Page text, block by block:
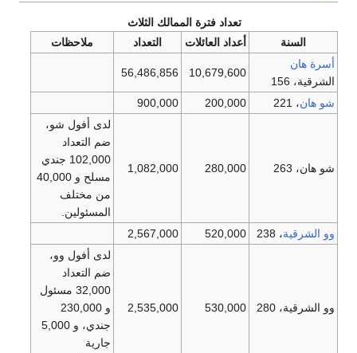
تعداد فترة الممالك الثلاث
السنة
أعداد العائلات التعداد
ملاحظات
أسرة هان
الشرقية، 156
10,679,600
56,486,856
شو هان، 221 200,000
900,000
شو هان، 263 280,000
1,082,000
لدى أفول شو،
ضم التعداد
102,000 جندي
مسلح و 40,000
من مختلف
المسئولين.
وو الشرقية، 238 520,000
2,567,000
وو الشرقية، 280 530,000
2,535,000
لدى أفول وو،
ضم التعداد
32,000 مسئول
و 230,000
جندي، و 5,000
جارية